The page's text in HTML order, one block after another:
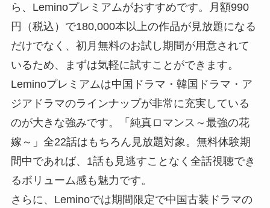
ら、Leminoプレミアムがおすすめです。月額990
円（税込）で180,000本以上の作品が見放題になる
だけでなく、初月無料のお試し期間が用意されて
いるため、まずは気軽に試すことができます。
Leminoプレミアムは中国ドラマ・韓国ドラマ・ア
ジアドラマのラインナップが非常に充実している
のが大きな強みです。「純真ロマンス～最強の花
嫁～」全22話はもちろん見放題対象。無料体験期
間中であれば、1話も見逃すことなく全話視聴でき
るボリューム感も魅力です。
さらに、Leminoでは期間限定で中国古装ドラマの